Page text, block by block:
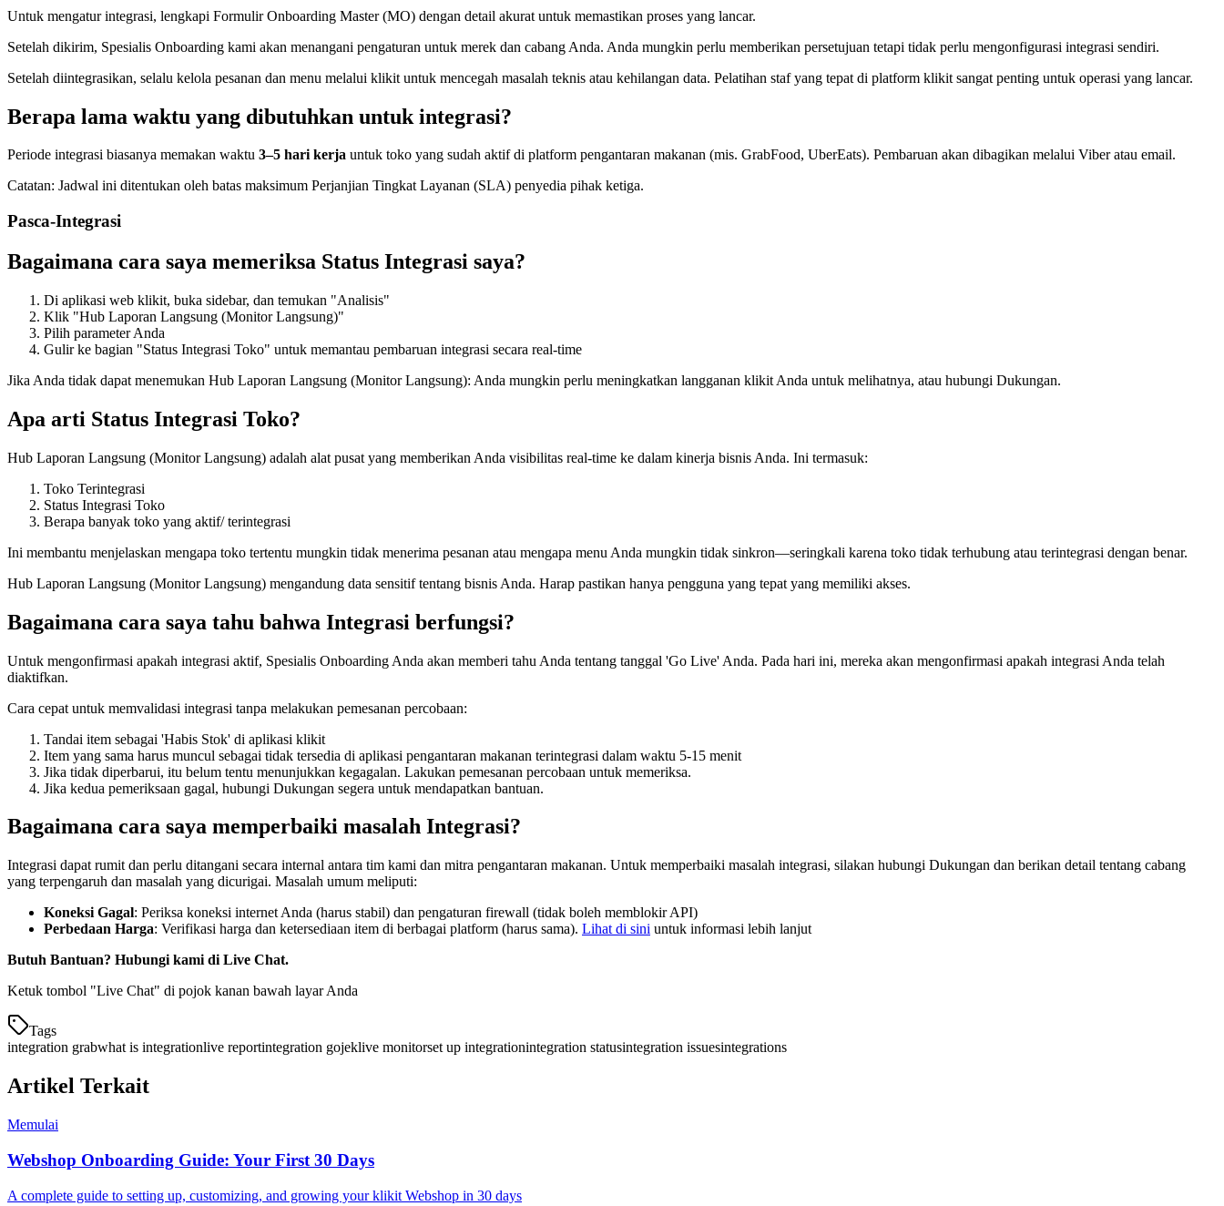
Untuk mengatur integrasi, lengkapi Formulir Onboarding Master (MO) dengan detail akurat untuk memastikan proses yang lancar.
Setelah dikirim, Spesialis Onboarding kami akan menangani pengaturan untuk merek dan cabang Anda. Anda mungkin perlu memberikan persetujuan tetapi tidak perlu mengonfigurasi integrasi sendiri.
Setelah diintegrasikan, selalu kelola pesanan dan menu melalui klikit untuk mencegah masalah teknis atau kehilangan data. Pelatihan staf yang tepat di platform klikit sangat penting untuk operasi yang lancar.
Berapa lama waktu yang dibutuhkan untuk integrasi?
Periode integrasi biasanya memakan waktu 3–5 hari kerja untuk toko yang sudah aktif di platform pengantaran makanan (mis. GrabFood, UberEats). Pembaruan akan dibagikan melalui Viber atau email.
Catatan: Jadwal ini ditentukan oleh batas maksimum Perjanjian Tingkat Layanan (SLA) penyedia pihak ketiga.
Pasca-Integrasi
Bagaimana cara saya memeriksa Status Integrasi saya?
Di aplikasi web klikit, buka sidebar, dan temukan "Analisis"
Klik "Hub Laporan Langsung (Monitor Langsung)"
Pilih parameter Anda
Gulir ke bagian "Status Integrasi Toko" untuk memantau pembaruan integrasi secara real-time
Jika Anda tidak dapat menemukan Hub Laporan Langsung (Monitor Langsung): Anda mungkin perlu meningkatkan langganan klikit Anda untuk melihatnya, atau hubungi Dukungan.
Apa arti Status Integrasi Toko?
Hub Laporan Langsung (Monitor Langsung) adalah alat pusat yang memberikan Anda visibilitas real-time ke dalam kinerja bisnis Anda. Ini termasuk:
Toko Terintegrasi
Status Integrasi Toko
Berapa banyak toko yang aktif/ terintegrasi
Ini membantu menjelaskan mengapa toko tertentu mungkin tidak menerima pesanan atau mengapa menu Anda mungkin tidak sinkron—seringkali karena toko tidak terhubung atau terintegrasi dengan benar.
Hub Laporan Langsung (Monitor Langsung) mengandung data sensitif tentang bisnis Anda. Harap pastikan hanya pengguna yang tepat yang memiliki akses.
Bagaimana cara saya tahu bahwa Integrasi berfungsi?
Untuk mengonfirmasi apakah integrasi aktif, Spesialis Onboarding Anda akan memberi tahu Anda tentang tanggal 'Go Live' Anda. Pada hari ini, mereka akan mengonfirmasi apakah integrasi Anda telah
diaktifkan.
Cara cepat untuk memvalidasi integrasi tanpa melakukan pemesanan percobaan:
Tandai item sebagai 'Habis Stok' di aplikasi klikit
Item yang sama harus muncul sebagai tidak tersedia di aplikasi pengantaran makanan terintegrasi dalam waktu 5-15 menit
Jika tidak diperbarui, itu belum tentu menunjukkan kegagalan. Lakukan pemesanan percobaan untuk memeriksa.
Jika kedua pemeriksaan gagal, hubungi Dukungan segera untuk mendapatkan bantuan.​​​​​
Bagaimana cara saya memperbaiki masalah Integrasi?
Integrasi dapat rumit dan perlu ditangani secara internal antara tim kami dan mitra pengantaran makanan. Untuk memperbaiki masalah integrasi, silakan hubungi Dukungan dan berikan detail tentang cabang
yang terpengaruh dan masalah yang dicurigai. Masalah umum meliputi:
Koneksi Gagal: Periksa koneksi internet Anda (harus stabil) dan pengaturan firewall (tidak boleh memblokir API)
Perbedaan Harga: Verifikasi harga dan ketersediaan item di berbagai platform (harus sama). Lihat di sini untuk informasi lebih lanjut
Butuh Bantuan? Hubungi kami di Live Chat.
Ketuk tombol "Live Chat" di pojok kanan bawah layar Anda
Tags
integration grabwhat is integrationlive reportintegration gojeklive monitorset up integrationintegration statusintegration issuesintegrations
Artikel Terkait
Memulai
Webshop Onboarding Guide: Your First 30 Days
A complete guide to setting up, customizing, and growing your klikit Webshop in 30 days